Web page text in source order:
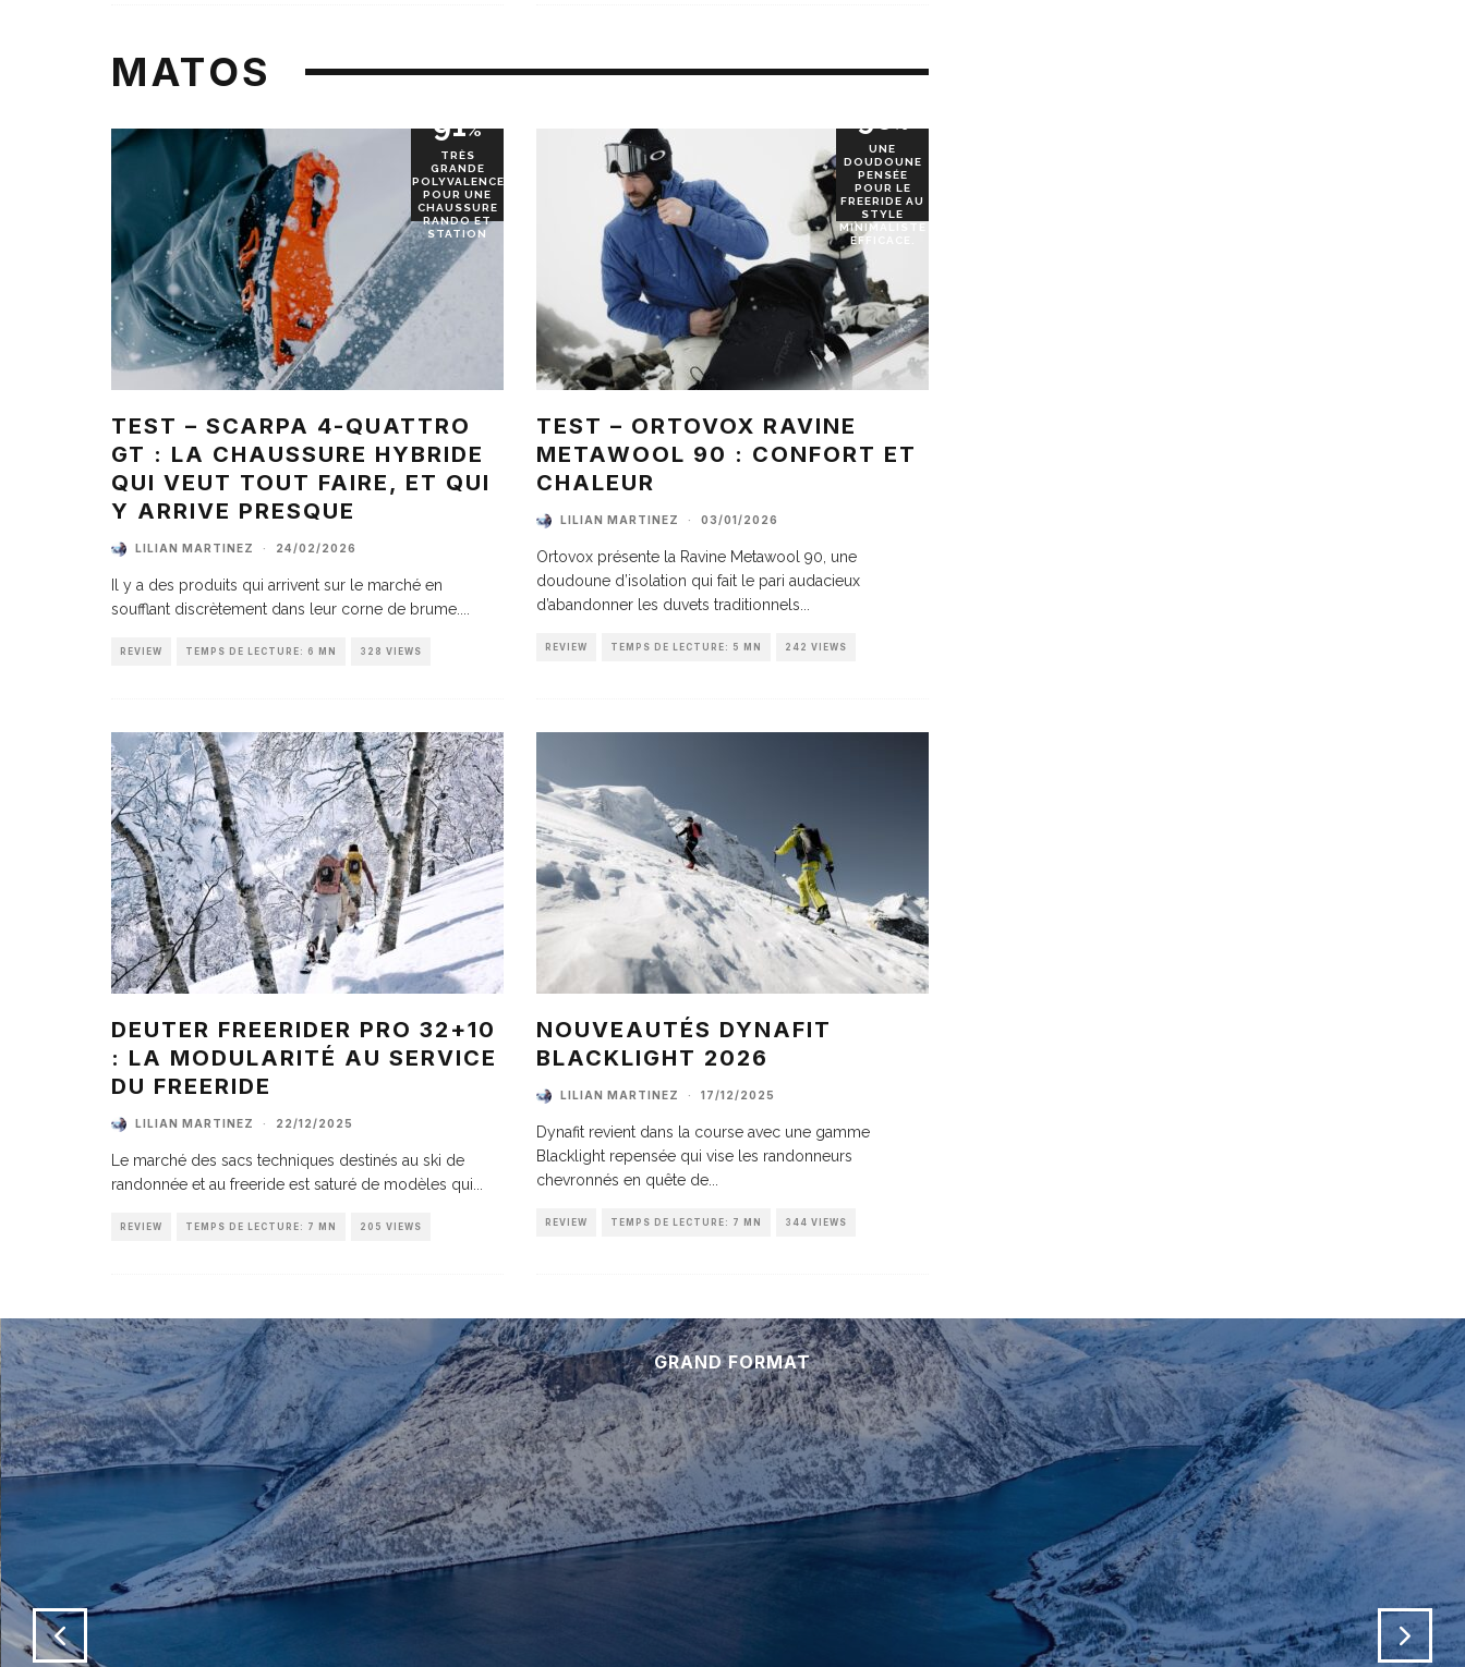
MATOS
91%
TRÈS
GRANDE
POLYVALENCE
POUR UNE
CHAUSSURE
RANDO ET
STATION
TEST – SCARPA 4-QUATTRO
GT : LA CHAUSSURE HYBRIDE
QUI VEUT TOUT FAIRE, ET QUI
Y ARRIVE PRESQUE
LILIAN MARTINEZ · 24/02/2026
Il y a des produits qui arrivent sur le marché en
soufflant discrètement dans leur corne de brume.
REVIEW TEMPS DE LECTURE: 6 MN 328 VIEWS
90%
UNE
DOUDOUNE
PENSÉE
POUR LE
FREERIDE AU
STYLE
MINIMALISTE
EFFICACE.
TEST – ORTOVOX RAVINE
METAWOOL 90 : CONFORT ET
CHALEUR
LILIAN MARTINEZ · 03/01/2026
Ortovox présente la Ravine Metawool 90, une
doudoune d’isolation qui fait le pari audacieux
d’abandonner les duvets traditionnels
REVIEW TEMPS DE LECTURE: 5 MN 242 VIEWS
DEUTER FREERIDER PRO 32+10
: LA MODULARITÉ AU SERVICE
DU FREERIDE
LILIAN MARTINEZ · 22/12/2025
Le marché des sacs techniques destinés au ski de
randonnée et au freeride est saturé de modèles qui
REVIEW TEMPS DE LECTURE: 7 MN 205 VIEWS
NOUVEAUTÉS DYNAFIT
BLACKLIGHT 2026
LILIAN MARTINEZ · 17/12/2025
Dynafit revient dans la course avec une gamme
Blacklight repensée qui vise les randonneurs
chevronnés en quête de
REVIEW TEMPS DE LECTURE: 7 MN 344 VIEWS
GRAND FORMAT